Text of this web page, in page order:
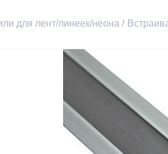
для лент/линеек/неона /